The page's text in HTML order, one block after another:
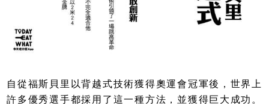
自從福斯貝里以背越式技術獲得奧運會冠軍後，世界上
許多優秀選手都採用了這一種方法，並獲得巨大成功。